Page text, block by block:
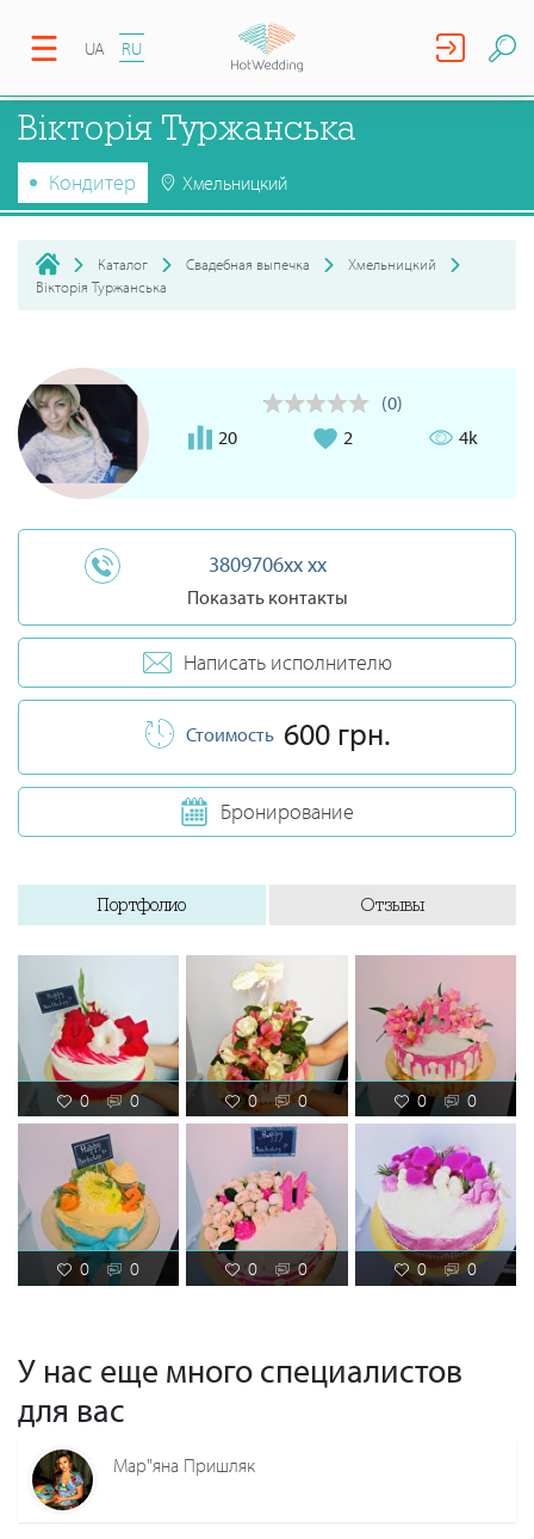
UA RU
Вікторія Туржанська
Кондитер Хмельницкий
Каталог Свадебная выпечка
Хмельницкий
Вікторія Туржанська
(0)
20
2 4k
3809706xx xx
Показать контакты
Написать исполнителю
Стоимость 600 грн.
Бронирование
Портфолио Отзывы
0 0 0 0 0 0
0 0 0 0 0 0
У нас еще много специалистов
для вас
Мар"яна Пришляк